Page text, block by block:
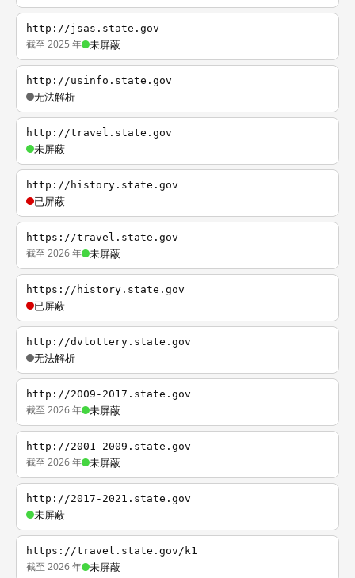
http://jsas.state.gov
截至 2025 年 未屏蔽
http://usinfo.state.gov
无法解析
http://travel.state.gov
未屏蔽
http://history.state.gov
已屏蔽
https://travel.state.gov
截至 2026 年 未屏蔽
https://history.state.gov
已屏蔽
http://dvlottery.state.gov
无法解析
http://2009-2017.state.gov
截至 2026 年 未屏蔽
http://2001-2009.state.gov
截至 2026 年 未屏蔽
http://2017-2021.state.gov
未屏蔽
https://travel.state.gov/k1
截至 2026 年 未屏蔽